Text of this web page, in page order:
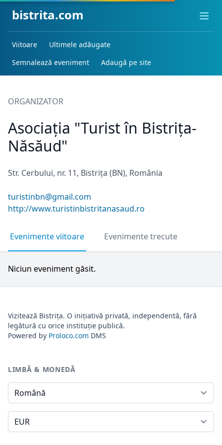
bistrita.com
Viitoare
Ultimele adăugate
Semnalează eveniment
Adaugă pe site
ORGANIZATOR
Asociația "Turist în Bistrița-
Năsăud"
Str. Cerbului, nr. 11, Bistrița (BN), România
turistinbn@gmail.com
http://www.turistinbistritanasaud.ro
Evenimente viitoare Evenimente trecute
Niciun eveniment găsit.
Vizitează Bistrița. O inițiativă privată, independentă, fără
legătură cu orice instituție publică.
Powered by Proloco.com DMS
LIMBĂ & MONEDĂ
Limbă
Monedă